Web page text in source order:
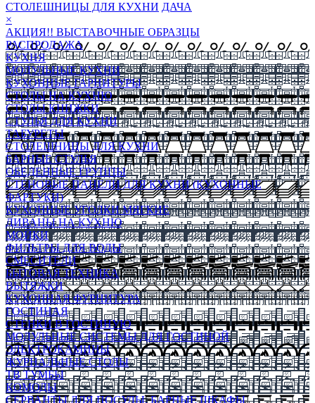
СТОЛЕШНИЦЫ ДЛЯ КУХНИ ДАЧА
×
АКЦИЯ!! ВЫСТАВОЧНЫЕ ОБРАЗЦЫ
РАСПРОДАЖА
КУХНЯ
МОДУЛЬНЫЕ КУХНИ
КУХОННЫЕ ГАРНИТУРЫ
СТОЛЫ НА КУХНЮ
СТОЛЫ КНИЖКИ
СТУЛЬЯ ДЛЯ КУХНИ
ТАБУРЕТЫ
СТОЛЕШНИЦЫ ДЛЯ КУХНИ
БАРНЫЕ СТУЛЬЯ
ОБЕДЕННЫЕ ГРУППЫ
СТЕНОВЫЕ ПАНЕЛИ ДЛЯ КУХНИ (КУХОННЫЕ
ФАРТУКИ)
КУХОННЫЕ УГОЛКИ МЯГКИЕ
ДИВАНЫ НА КУХНЮ
МОЙКИ
ФИЛЬТРЫ ДЛЯ ВОДЫ
СМЕСИТЕЛИ
БЫТОВАЯ ТЕХНИКА
ВЫТЯЖКИ
КУХОННАЯ ФУРНИТУРА
ГОСТИНАЯ
СТЕНКИ В ГОСТИНУЮ
МОДУЛЬНЫЕ СИСТЕМЫ ДЛЯ ГОСТИНОЙ
ЭЛЕКТРОКАМИНЫ
ЖУРНАЛЬНЫЕ СТОЛЫ
ТВ ТУМБЫ
КОМОДЫ
СЕРВАНТЫ ДЛЯ ПОСУДЫ, БАРНЫЕ ШКАФЫ